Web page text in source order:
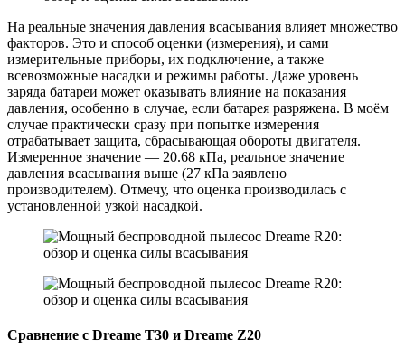
На реальные значения давления всасывания влияет множество
факторов. Это и способ оценки (измерения), и сами
измерительные приборы, их подключение, а также
всевозможные насадки и режимы работы. Даже уровень
заряда батареи может оказывать влияние на показания
давления, особенно в случае, если батарея разряжена. В моём
случае практически сразу при попытке измерения
отрабатывает защита, сбрасывающая обороты двигателя.
Измеренное значение — 20.68 кПа, реальное значение
давления всасывания выше (27 кПа заявлено
производителем). Отмечу, что оценка производилась с
установленной узкой насадкой.
Сравнение с Dreame T30 и Dreame Z20